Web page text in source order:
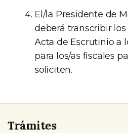
El/la Presidente de
deberá transcribir
Acta de Escrutinio a
para los/as fiscales
soliciten.
Trámites